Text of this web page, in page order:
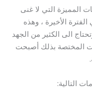
المميزة التي لا غنى
الأخيرة ، وهذه
الى الكثير من الجهد
المختصة بذلك أصبحت
التالية: